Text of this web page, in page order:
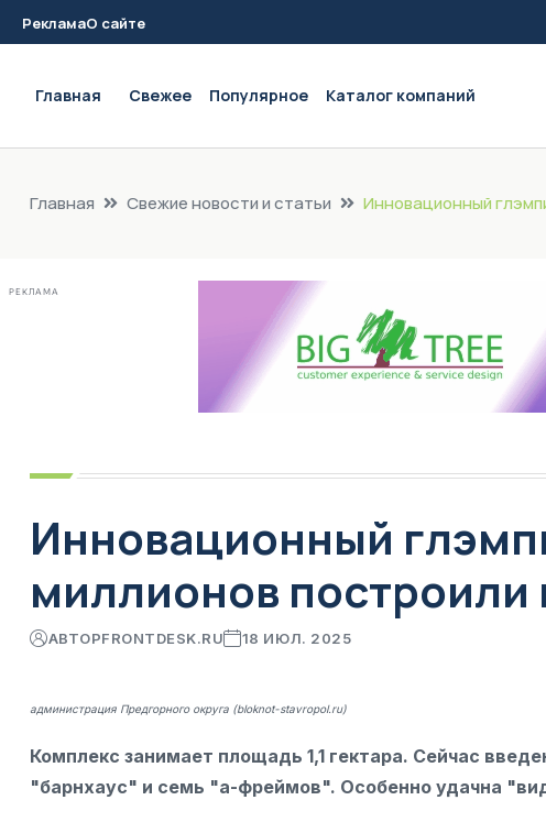
РекламаО сайте
Главная Свежее Популярное Каталог компаний
Главная Свежие новости и статьи Инновационный
РЕКЛАМА
Инновационный
миллионов построили
АВТОРFRONTDESK.RU 18 ИЮЛ. 2025
администрация Предгорного округа (bloknot-stavropol.ru)
Комплекс занимает площадь 1,1 гектара. Сейчас
"барнхаус" и семь "а-фреймов". Особенно удачна